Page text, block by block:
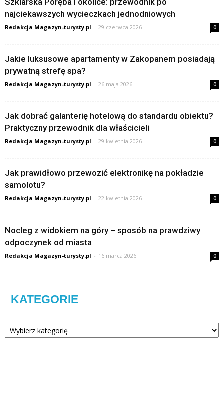
najciekawszych wycieczkach jednodniowych
Redakcja Magazyn-turysty.pl - 29 czerwca 2026 0
Jakie luksusowe apartamenty w Zakopanem posiadają
prywatną strefę spa?
Redakcja Magazyn-turysty.pl - 26 maja 2026 0
Jak dobrać galanterię hotelową do standardu obiektu?
Praktyczny przewodnik dla właścicieli
Redakcja Magazyn-turysty.pl - 29 kwietnia 2026 0
Jak prawidłowo przewozić elektronikę na pokładzie
samolotu?
Redakcja Magazyn-turysty.pl - 22 kwietnia 2026 0
Nocleg z widokiem na góry – sposób na prawdziwy
odpoczynek od miasta
Redakcja Magazyn-turysty.pl - 16 marca 2026 0
KATEGORIE
Kategorie